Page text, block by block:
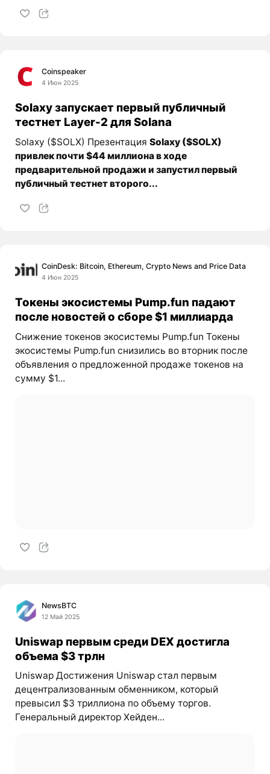
Coinspeaker
4 Июн 2025
Solaxy запускает первый публичный
тестнет Layer-2 для Solana
Solaxy ($SOLX) Презентация Solaxy ($SOLX)
привлек почти $44 миллиона в ходе
предварительной продажи и запустил первый
публичный тестнет второго...
CoinDesk: Bitcoin, Ethereum, Crypto News and Price Data
4 Июн 2025
Токены экосистемы Pump.fun падают
после новостей о сборе $1 миллиарда
Снижение токенов экосистемы Pump.fun Токены
экосистемы Pump.fun снизились во вторник после
объявления о предложенной продаже токенов на
сумму $1...
NewsBTC
12 Май 2025
Uniswap первым среди DEX достигла
объема $3 трлн
Uniswap Достижения Uniswap стал первым
децентрализованным обменником, который
превысил $3 триллиона по объему торгов.
Генеральный директор Хейден...